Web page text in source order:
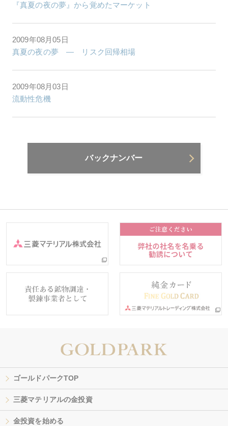
『真夏の夜の夢』から覚めたマーケット
2009年08月05日
真夏の夜の夢 ― リスク回帰相場
2009年08月03日
流動性危機
バックナンバー
ゴールドパークTOP
三菱マテリアルの金投資
金投資を始める